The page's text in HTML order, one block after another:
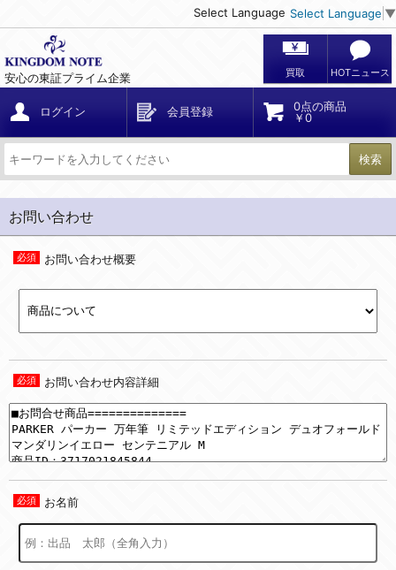
Select Language Select Language ▼
安心の東証プライム企業 買取 HOTニュース
ログイン 会員登録
0点の商品
￥0
検索
お問い合わせ
お問い合わせ概要
お問い合わせ内容詳細
お名前